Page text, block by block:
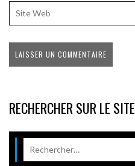
RECHERCHER SUR LE SITE